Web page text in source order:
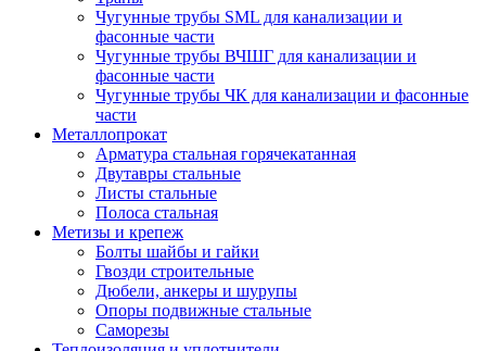
Чугунные трубы SML для канализации и
фасонные части
Чугунные трубы ВЧШГ для канализации и
фасонные части
Чугунные трубы ЧК для канализации и фасонные
части
Металлопрокат
Арматура стальная горячекатанная
Двутавры стальные
Листы стальные
Полоса стальная
Метизы и крепеж
Болты шайбы и гайки
Гвозди строительные
Дюбели, анкеры и шурупы
Опоры подвижные стальные
Саморезы